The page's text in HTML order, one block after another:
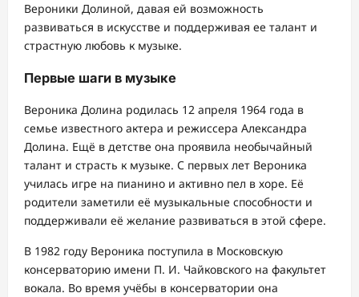
Вероники Долиной, давая ей возможность
развиваться в искусстве и поддерживая ее талант и
страстную любовь к музыке.
Первые шаги в музыке
Вероника Долина родилась 12 апреля 1964 года в
семье известного актера и режиссера Александра
Долина. Ещё в детстве она проявила необычайный
талант и страсть к музыке. С первых лет Вероника
училась игре на пианино и активно пел в хоре. Её
родители заметили её музыкальные способности и
поддерживали её желание развиваться в этой сфере.
В 1982 году Вероника поступила в Московскую
консерваторию имени П. И. Чайковского на факультет
вокала. Во время учёбы в консерватории она